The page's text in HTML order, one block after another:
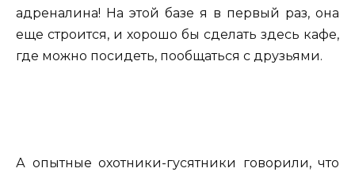
адреналина! На этой базе я в первый раз, она
еще строится, и хорошо бы сделать здесь кафе,
где можно посидеть, пообщаться с друзьями.
А опытные охотники-гусятники говорили, что